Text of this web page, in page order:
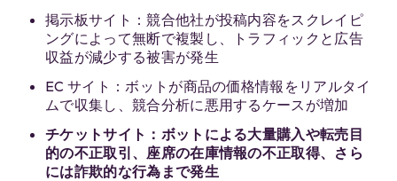
掲示板サイト：競合他社が投稿内容をスクレイピ
ングによって無断で複製し、トラフィックと広告
収益が減少する被害が発生
EC サイト：ボットが商品の価格情報をリアルタイ
ムで収集し、競合分析に悪用するケースが増加
チケットサイト：ボットによる大量購入や転売目
的の不正取引、座席の在庫情報の不正取得、さら
には詐欺的な行為まで発生